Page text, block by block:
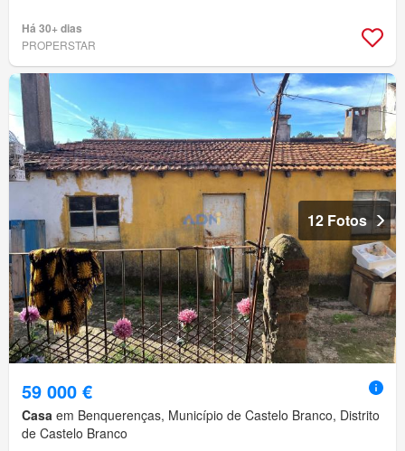
Há 30+ dias
PROPERSTAR
12 Fotos
59 000 €
Casa em Benquerenças, Município de Castelo Branco, Distrito
de Castelo Branco